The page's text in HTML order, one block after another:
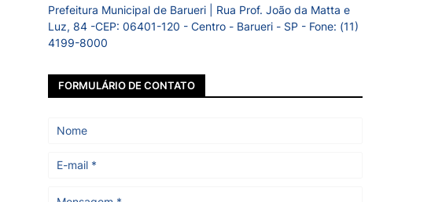
Prefeitura Municipal de Barueri | Rua Prof. João da Matta e
Luz, 84 -CEP: 06401-120 - Centro - Barueri - SP - Fone: (11)
4199-8000
FORMULÁRIO DE CONTATO